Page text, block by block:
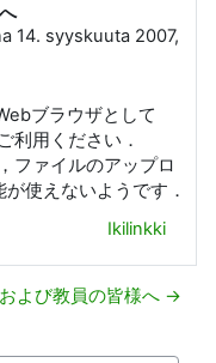
14. syyskuuta 2007,
ブラウザとして
利用ください．
ファイルのアップロ
使えないようです．
Ikilinkki
よび教員の皆様へ →